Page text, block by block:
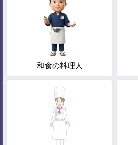
和食の料理人